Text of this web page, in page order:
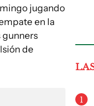
jugando
en la
gunners
de